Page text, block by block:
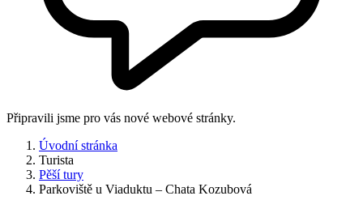
Připravili jsme pro vás nové webové stránky.
Úvodní stránka
Turista
Pěší tury
Parkoviště u Viaduktu – Chata Kozubová